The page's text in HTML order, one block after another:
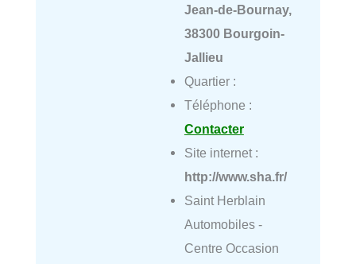
Jean-de-Bournay,
38300 Bourgoin-
Jallieu
Quartier :
Téléphone :
Contacter
Site internet :
http://www.sha.fr/
Saint Herblain
Automobiles -
Centre Occasion